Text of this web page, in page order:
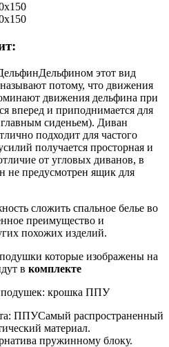
Дельфином этот вид
потому, что движения
движения дельфина при
вперед и приподнимается для
сиденьем). Диван
подходит для частого
получается просторная и
от угловых диванов, в
не предусмотрен ящик для
сложить спальное белье во
преимущество и
похожих изделий.
которые изображены на
в комплекте
подушек: крошка ППУ
ППУСамый распространенный
материал.
пружинному блоку.